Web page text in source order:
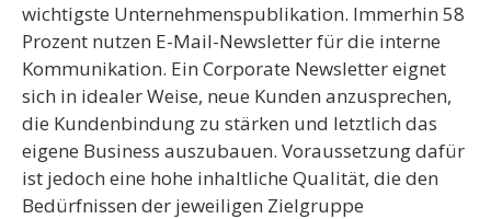
wichtigste Unternehmenspublikation. Immerhin 58
Prozent nutzen E-Mail-Newsletter für die interne
Kommunikation. Ein Corporate Newsletter eignet
sich in idealer Weise, neue Kunden anzusprechen,
die Kundenbindung zu stärken und letztlich das
eigene Business auszubauen. Voraussetzung dafür
ist jedoch eine hohe inhaltliche Qualität, die den
Bedürfnissen der jeweiligen Zielgruppe